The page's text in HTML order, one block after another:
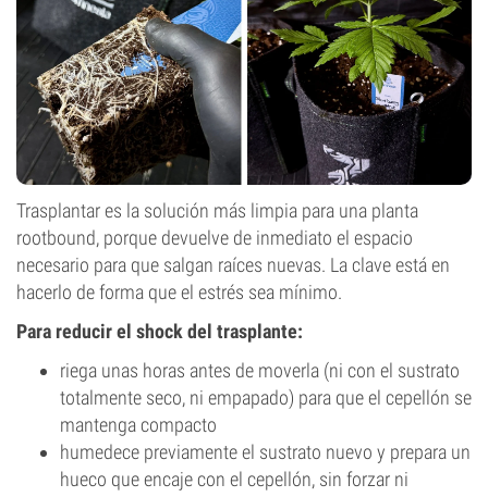
Trasplantar es la solución más limpia para una planta
rootbound, porque devuelve de inmediato el espacio
necesario para que salgan raíces nuevas. La clave está en
hacerlo de forma que el estrés sea mínimo.
Para reducir el shock del trasplante:
riega unas horas antes de moverla (ni con el sustrato
totalmente seco, ni empapado) para que el cepellón se
mantenga compacto
humedece previamente el sustrato nuevo y prepara un
hueco que encaje con el cepellón, sin forzar ni